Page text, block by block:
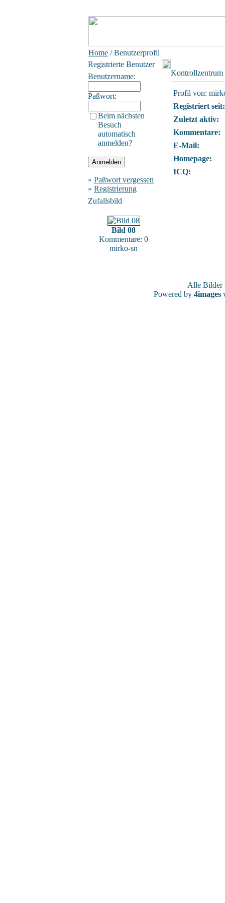
Home / Benutzerprofil
Registrierte Benutzer
Benutzername:
Paßwort:
Beim nächsten
Besuch
automatisch
anmelden?
» Paßwort vergessen
» Registrierung
Zufallsbild
Bild 08
Kommentare: 0
mirko-sn
Kontrollzentrum
Profil von:
Registriert seit:
Zuletzt aktiv:
Kommentare:
E-Mail:
Homepage:
ICQ:
Alle
Powered by 4images